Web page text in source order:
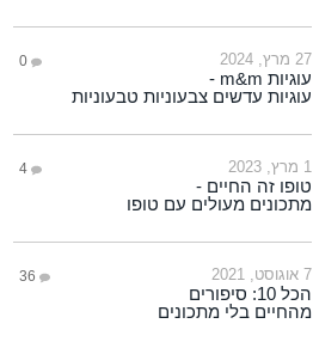
27 מרץ, 2024 0
עוגיות m&m -
עוגיות עדשים צבעוניות טבעוניות
1 מרץ, 2023 4
טופו זה החיים -
מתכונים מעולים עם טופו
7 אוגוסט, 2021 36
הכל 10: סיפורים
מהחיים בלי מתכונים